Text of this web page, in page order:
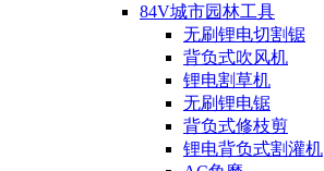
84V城市园林工具
无刷锂电切割锯
背负式吹风机
锂电割草机
无刷锂电锯
背负式修枝剪
锂电背负式割灌机